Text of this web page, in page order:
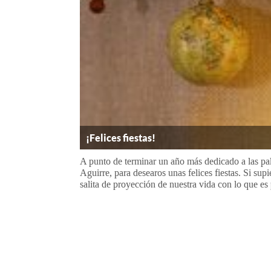
¡Felices fiestas!
A punto de terminar un año más dedicado a las
Aguirre, para desearos unas felices fiestas. Si
salita de proyección de nuestra vida con lo que es